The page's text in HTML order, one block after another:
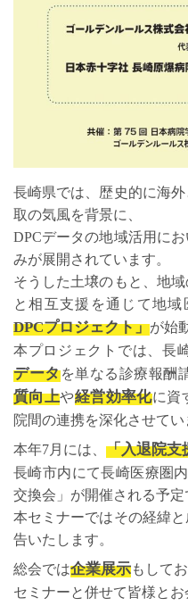
長崎県では、歴史的に海
取の気風を背景に、
DPCデータの地域活用に
みが展開されています。
そうした土壌のもと、地
と相互支援を通じて地
DPCプロジェクト」が始
本プロジェクトでは、長
データを単なる診療報酬
質向上や経営効率化に資
院間の連携を深化させてい
本年7月には、 「入退院支
長崎市内にて長崎医療圏
交換会」が開催される予定
本セミナーではその経緯
告いたします。
総会では企業展示もして
セミナーと併せて皆様と